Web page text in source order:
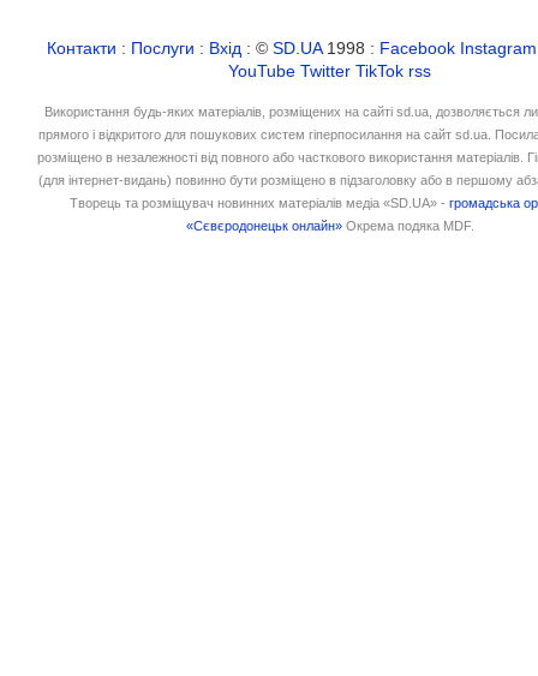
Контакти : Послуги : Вхід : ©SD.UA1998 : Facebook Instagram
YouTube Twitter TikTok rss
Використання будь-яких матеріалів, розміщених на сайті sd.ua, дозволяється
прямого і відкритого для пошукових систем гіперпосилання на сайт sd.ua.
розміщено в незалежності від повного або часткового використання матеріалів.
(для інтернет-видань) повинно бути розміщено в підзаголовку або в першому
Творець та розміщувач новинних матеріалів медіа «SD.UA» -громадська
«Сєвєродонецьк онлайн» Окрема подяка MDF.